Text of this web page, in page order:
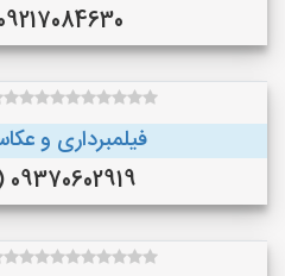
09217084630
فیلمبرداری و
09370602919 (بندر عباس)